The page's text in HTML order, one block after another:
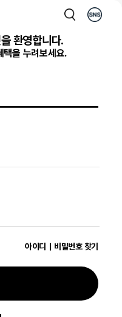
환영합니다.
택을 누려보세요.
아이디｜비밀번호 찾기